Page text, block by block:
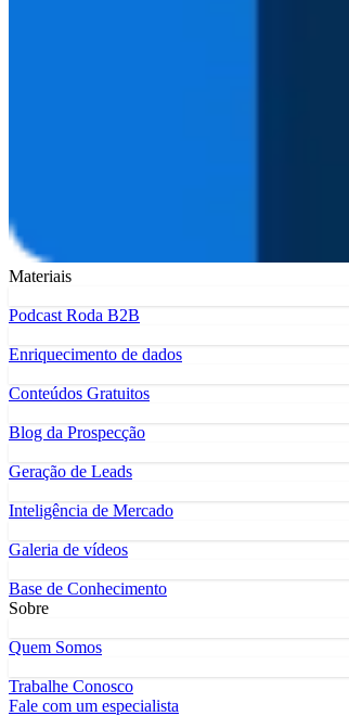
Materiais
Podcast Roda B2B
Enriquecimento de dados
Conteúdos Gratuitos
Blog da Prospecção
Geração de Leads
Inteligência de Mercado
Galeria de vídeos
Base de Conhecimento
Sobre
Quem Somos
Trabalhe Conosco
Fale com um especialista